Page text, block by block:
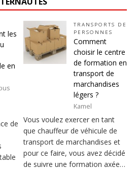
les
en
de
TRANSPORTS DE
PERSONNES
Comment
choisir le centre
de formation en
transport de
marchandises
légers ?
Kamel
Vous voulez exercer en tant
que chauffeur de véhicule de
transport de marchandises et
pour ce faire, vous avez décidé
de suivre une formation axée…